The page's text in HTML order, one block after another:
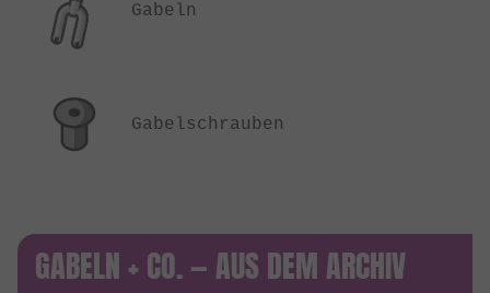
Gabeln
Gabelschrauben
GABELN + CO. — AUS DEM ARCHIV